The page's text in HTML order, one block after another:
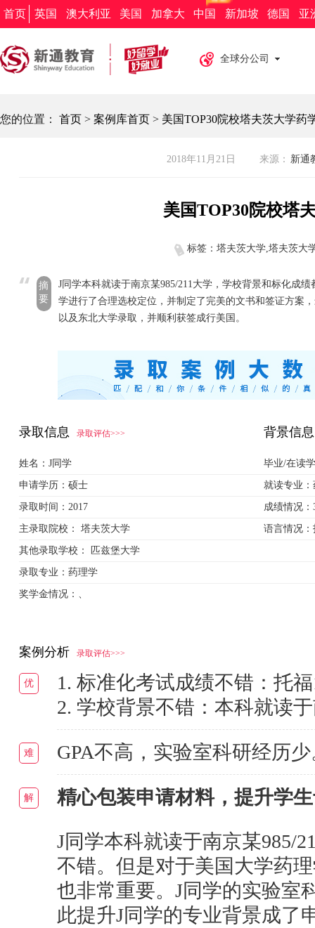
新通教育 新通留学 新通外语 欧亚教育 新通求职
全球分公司
首页 英国 澳大利亚 美国 加拿大 中国 新加坡 德国 亚
您的位置： 首页 > 案例库首页 > 美国TOP30院校塔夫茨大学药
2018年11月21日 来源： 新通
美国TOP30院校塔
标签：塔夫茨大学,塔夫茨大
摘
要
J同学本科就读于南京某985/211大学，学校背景和标化成
学进行了合理选校定位，并制定了完美的文书和签证方案
以及东北大学录取，并顺利获签成行美国。
录取信息 录取评估>>>
姓名： J同学
申请学历： 硕士
录取时间： 2017
主录取院校： 塔夫茨大学
其他录取学校： 匹兹堡大学
录取专业： 药理学
奖学金情况： 、
背景信息
毕业/在读
就读专业：
成绩情况：
语言情况：
案例分析 录取评估>>>
优
1. 标准化考试成绩不错：托福
2. 学校背景不错：本科就读
难 GPA不高，实验室科研经历少
解 精心包装申请材料，提升学
J同学本科就读于南京某985/
不错。但是对于美国大学药
也非常重要。J同学的实验室
此提升J同学的专业背景成了